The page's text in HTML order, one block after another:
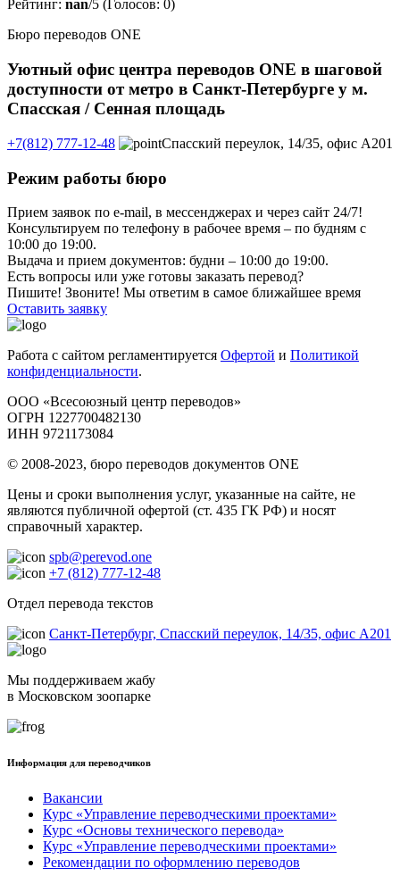
Рейтинг: nan/5 (Голосов: 0)
Бюро переводов ONE
Уютный офис центра переводов ONE в шаговой
доступности от метро в Санкт-Петербурге у м.
Спасская / Сенная площадь
+7(812) 777-12-48 Спасский переулок, 14/35, офис А201
Режим работы бюро
Прием заявок по e-mail, в мессенджерах и через сайт 24/7!
Консультируем по телефону в рабочее время – по будням с
10:00 до 19:00.
Выдача и прием документов: будни – 10:00 до 19:00.
Есть вопросы или уже готовы заказать перевод?
Пишите! Звоните! Мы ответим в самое ближайшее время
Оставить заявку
Работа с сайтом регламентируется Офертой и Политикой
конфиденциальности.
ООО «Всесоюзный центр переводов»
ОГРН 1227700482130
ИНН 9721173084
© 2008-2023, бюро переводов документов ONE
Цены и сроки выполнения услуг, указанные на сайте, не
являются публичной офертой (ст. 435 ГК РФ) и носят
справочный характер.
spb@perevod.one
+7 (812) 777-12-48
Отдел перевода текстов
Санкт-Петербург, Спасский переулок, 14/35, офис А201
Мы поддерживаем жабу
в Московском зоопарке
Информация для переводчиков
Вакансии
Курс «Управление переводческими проектами»
Курс «Основы технического перевода»
Курс «Управление переводческими проектами»
Рекомендации по оформлению переводов